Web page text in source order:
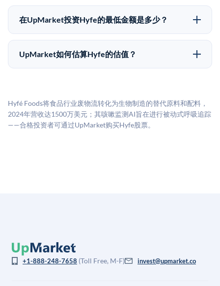
为FINRA注册的经纪交易商促成这些交易，代表双方处
理合规、文件和结算事宜。
Pre-IPO持股主要有两种退出途径：在二级市场将股份出
售给其他买家，或持有直到公司完成IPO或被收购。两
市场条件。任何退出的时间都是不可预测的，投资者应
做好多年持有的准备。
在UpMarket投资Hyfe的最低金额是多少？
UpMarket上大多数Pre-IPO产品的最低投资金额为
50,000美元。具体金额可能因产品和股份供应情况而有
UpMarket如何估算Hyfe的估值？
司可比倍数应用私有公司折扣，以反映流动性不足和信
息不对称。此估值不构成投资建议，可能与实际交易价
Hyfé Foods将食品行业废物流转化为生物制造的替代原料和配料，
2024年营收达1500万美元；其咳嗽监测AI旨在进行被动式呼吸追踪
——合格投资者可通过UpMarket购买Hyfe股票。
+1-888-248-7658 (Toll Free, M-F) invest@upmarket.co